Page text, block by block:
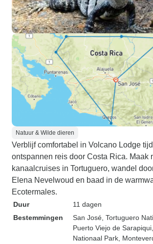
Natuur & Wilde dieren
Verblijf comfortabel in Volcano Lodge
ontspannen reis door Costa Rica. Maak
kanaalcruises in Tortuguero, wandel
Elena Nevelwoud en baad in de
Ecotermales.
Duur
11 dagen
Bestemmingen
San José , Tortuguero
Puerto Viejo de Sarapiqui
Nationaal Park ,